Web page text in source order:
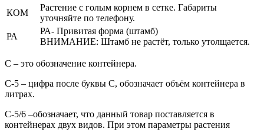
КОМ
Растение с голым корнем в сетке. Габариты
уточняйте по телефону.
РА
РА- Привитая форма (штамб)
ВНИМАНИЕ: Штамб не растёт, только утолщается.
С – это обозначение контейнера.
С-5 – цифра после буквы С, обозначает объём контейнера в
литрах.
С-5/6 –обозначает, что данный товар поставляется в
контейнерах двух видов. При этом параметры растения